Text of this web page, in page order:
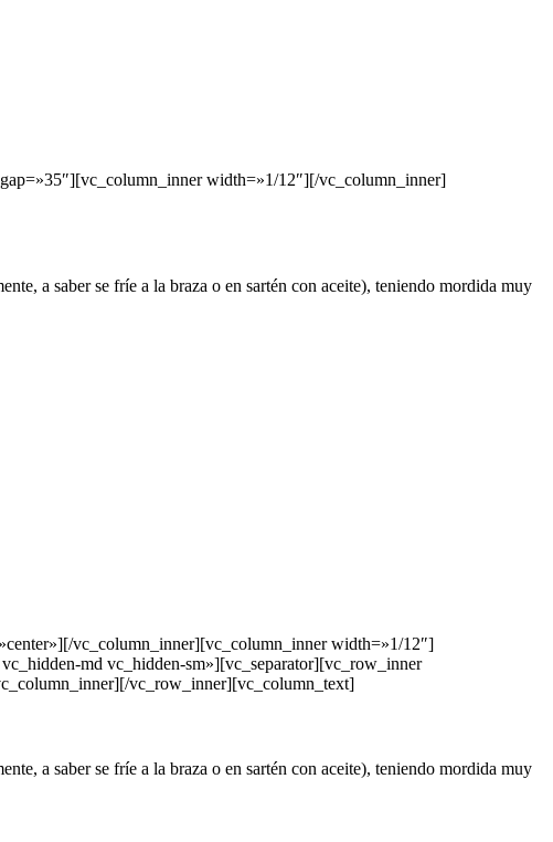
width=»1/12″][/vc_column_inner]
a saber se fríe a la braza o en sartén con aceite), teniendo mordida muy
vc_column_inner][vc_column_inner width=»1/12″]
md vc_hidden-sm»][vc_separator][vc_row_inner
vc_row_inner][vc_column_text]
a saber se fríe a la braza o en sartén con aceite), teniendo mordida muy